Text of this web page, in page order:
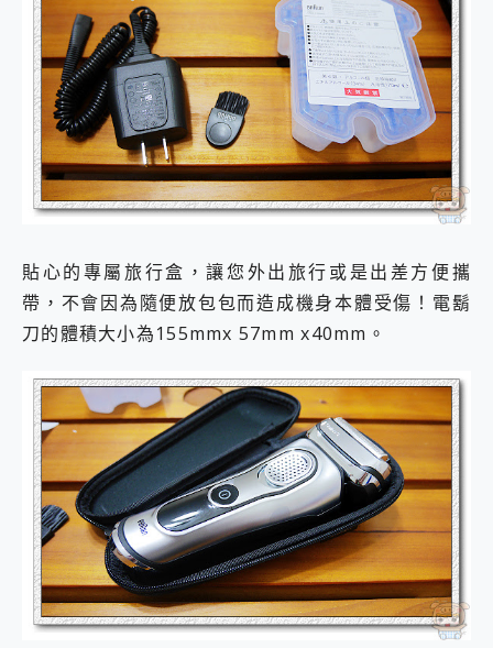
貼心的專屬旅行盒，讓您外出旅行或是出差方便攜
帶，不會因為隨便放包包而造成機身本體受傷！電鬍
刀的體積大小為155mmx 57mm x40mm。